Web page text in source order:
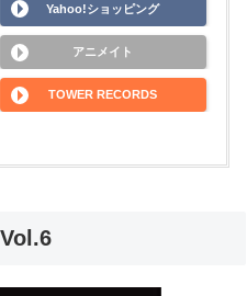
Yahoo!ショッピング
アニメイト
TOWER RECORDS